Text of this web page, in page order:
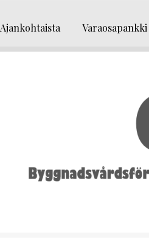
navigointiin
sisältöön
Ajankohtaista Varaosapankki